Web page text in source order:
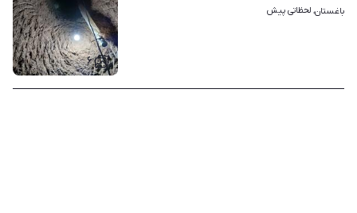
۶
باغستان، لحظاتی پیش